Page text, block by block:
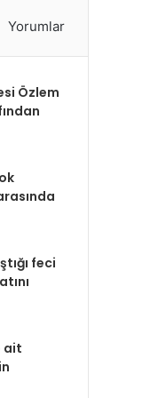
Yorumlar
Özlem
feci
ait